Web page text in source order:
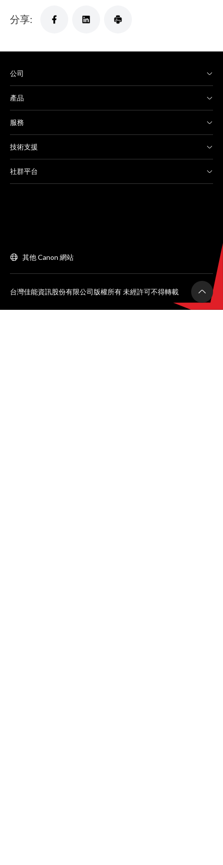
分享:
公司
產品
服務
技術支援
社群平台
其他 Canon 網站
台灣佳能資訊股份有限公司版權所有 未經許可不得轉載